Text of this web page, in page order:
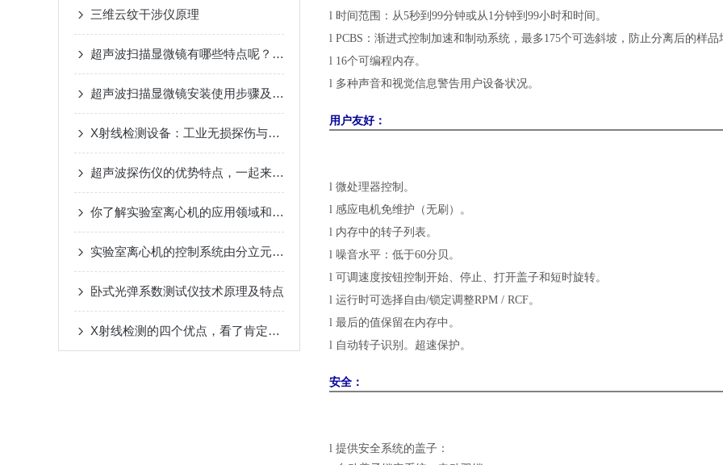
三维云纹干涉仪原理
超声波扫描显微镜有哪些特点呢？来了解下
超声波扫描显微镜安装使用步骤及维护保养
X射线检测设备：工业无损探伤与内部质检的精密装置
超声波探伤仪的优势特点，一起来看看吧
你了解实验室离心机的应用领域和维护要点吗？
实验室离心机的控制系统由分立元件组成
卧式光弹系数测试仪技术原理及特点
X射线检测的四个优点，看了肯定有收获
l 时间范围：从5秒到 99分钟或从1分钟到 99小时和时间。
l PCBS ：渐进式控制加速和制动系统，最多175个可选斜坡，防止分离后的样品
l 16个可编程内存。
l 多种声音和视觉信息警告用户设备状况。
用户友好：
l 微处理器控制。
l 感应电机免维护（无刷）。
l 内存中的转子列表。
l 噪音水平：低于60分贝。
l 可调速度按钮控制开始、停止、打开盖子和短时旋转。
l 运行时可选择自由/锁定调整RPM / RCF。
l 最后的值保留在内存中。
l 自动转子识别。超速保护。
安全：
l 提供安全系统的盖子：